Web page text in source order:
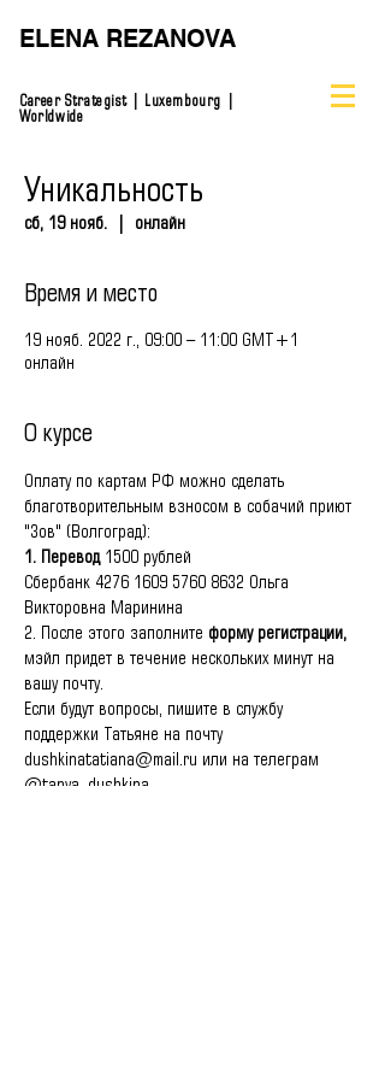
ELENA REZANOVA
Career Strategist | Luxembourg |
Worldwide
Уникальность
сб, 19 нояб. онлайн
Время и место
19 нояб. 2022 г., 09:00 – 11:00 GMT+1
онлайн
О курсе
Оплату по картам РФ можно сделать
благотворительным взносом в собачий приют
"Зов" (Волгоград):
1. Перевод 1500 рублей
Сбербанк 4276 1609 5760 8632 Ольга
Викторовна Маринина
2. После этого заполните форму регистрации,
мэйл придет в течение нескольких минут на
вашу почту.
Если будут вопросы, пишите в службу
поддержки Татьяне на почту
dushkinatatiana@mail.ru или на телеграм
@tanya_dushkina.